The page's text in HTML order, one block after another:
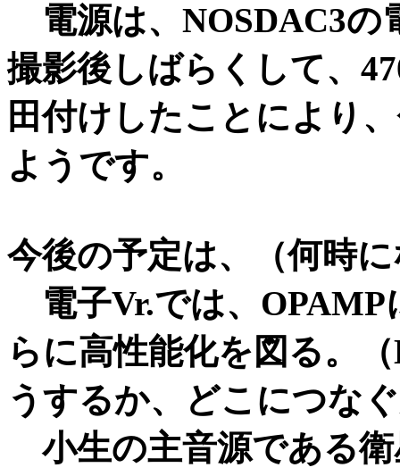
電源は、NOSDAC3の
撮影後しばらくして、
田付けしたことにより
ようです。
今後の予定は、（何時
電子Vr.では、OPAMP
らに高性能化を図る。
うするか、どこにつな
小生の主音源である衛